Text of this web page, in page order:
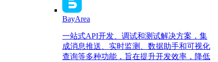
BayArea
一站式API开发、调试和测试解决方案，集
成消息推送、实时监测、数据助手和可视化
查询等多种功能，旨在提升开发效率，降低